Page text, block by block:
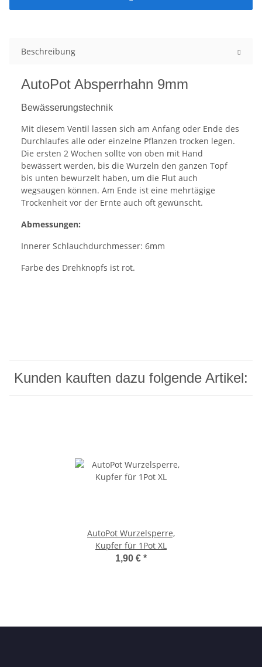
Beschreibung
AutoPot Absperrhahn 9mm
Bewässerungstechnik
Mit diesem Ventil lassen sich am Anfang oder Ende des
Durchlaufes alle oder einzelne Pflanzen trocken legen.
Die ersten 2 Wochen sollte von oben mit Hand
bewässert werden, bis die Wurzeln den ganzen Topf
bis unten bewurzelt haben, um die Flut auch
wegsaugen können. Am Ende ist eine mehrtägige
Trockenheit vor der Ernte auch oft gewünscht.
Abmessungen:
Innerer Schlauchdurchmesser: 6mm
Farbe des Drehknopfs ist rot.
Kunden kauften dazu folgende Artikel:
AutoPot Wurzelsperre,
Kupfer für 1Pot XL
1,90 € *